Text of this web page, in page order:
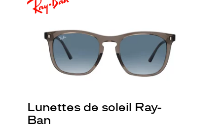
Lunettes de soleil Ray-
Ban